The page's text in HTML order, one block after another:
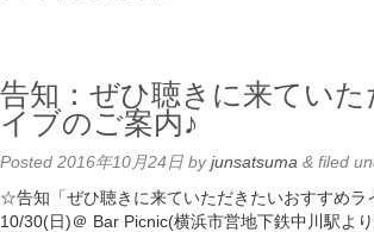
告知：ぜひ聴きに来ていた
イブのご案内♪
Posted 2016年10月24日 byjunsatsuma & filed
☆告知「ぜひ聴きに来ていただきたいおすすめラ
10/30(日)＠ Bar Picnic(横浜市営地下鉄中川駅よ